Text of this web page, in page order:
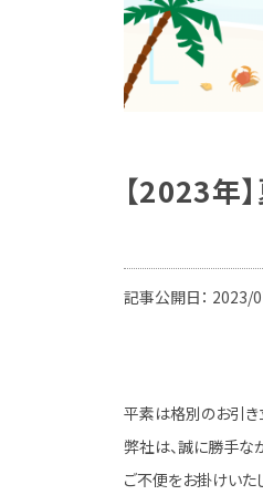
【2023年
記事公開日： 2023/
平素は格別のお引き
弊社は、誠に勝手な
ご不便をお掛けいた